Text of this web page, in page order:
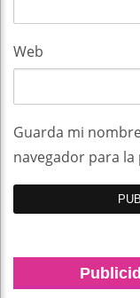
Web
Guarda mi
navegador para